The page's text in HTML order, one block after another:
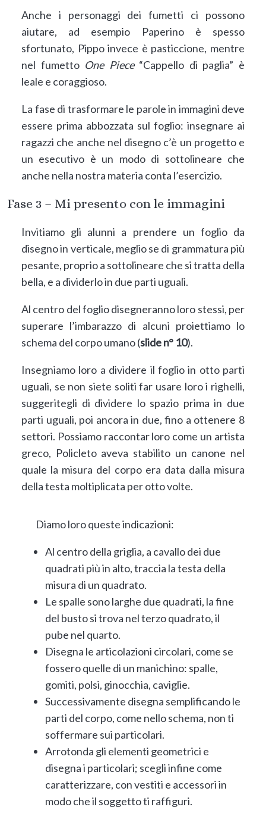
Anche i personaggi dei fumetti ci possono
aiutare, ad esempio Paperino è spesso
sfortunato, Pippo invece è pasticcione, mentre
nel fumetto One Piece“Cappello di paglia” è
leale e coraggioso.
La fase di trasformare le parole in immagini deve
essere prima abbozzata sul foglio: insegnare ai
ragazzi che anche nel disegno c’è un progetto e
un esecutivo è un modo di sottolineare che
anche nella nostra materia conta l’esercizio.
Fase 3 – Mi presento con le immagini
Invitiamo gli alunni a prendere un foglio da
disegno in verticale, meglio se di grammatura più
pesante, proprio a sottolineare che si tratta della
bella, e a dividerlo in due parti uguali.
Al centro del foglio disegneranno loro stessi, per
superare l’imbarazzo di alcuni proiettiamo lo
schema del corpo umano (slide n° 10).
Insegniamo loro a dividere il foglio in otto parti
uguali, se non siete soliti far usare loro i righelli,
suggeritegli di dividere lo spazio prima in due
parti uguali, poi ancora in due, fino a ottenere 8
settori. Possiamo raccontar loro come un artista
greco, Policleto aveva stabilito un canone nel
quale la misura del corpo era data dalla misura
della testa moltiplicata per otto volte.
Diamo loro queste indicazioni:
Al centro della griglia, a cavallo dei due
quadrati più in alto, traccia la testa della
misura di un quadrato.
Le spalle sono larghe due quadrati, la fine
del busto si trova nel terzo quadrato, il
pube nel quarto.
Disegna le articolazioni circolari, come se
fossero quelle di un manichino: spalle,
gomiti, polsi, ginocchia, caviglie.
Successivamente disegna semplificando le
parti del corpo, come nello schema, non ti
soffermare sui particolari.
Arrotonda gli elementi geometrici e
disegna i particolari; scegli infine come
caratterizzare, con vestiti e accessori in
modo che il soggetto ti raffiguri.